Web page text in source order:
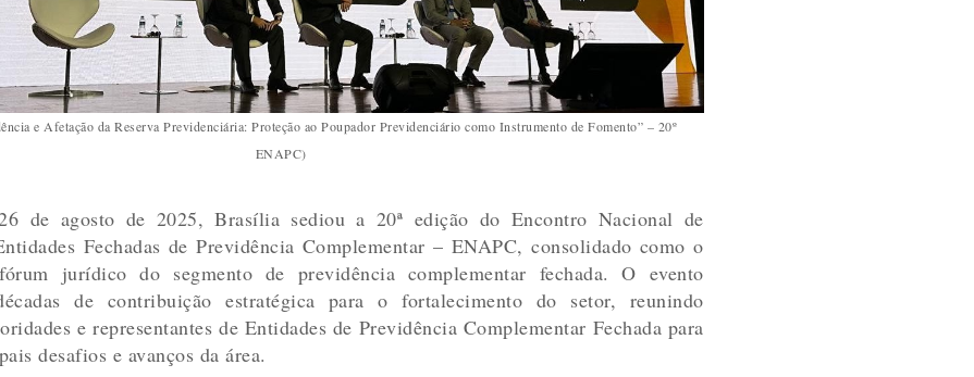
e Afetação da Reserva Previdenciária: Proteção ao Poupador Previdenciário como Instrumento de Fomento” – 20º
ENAPC)
de agosto de 2025, Brasília sediou a 20ª edição do Encontro Nacional de
Fechadas de Previdência Complementar – ENAPC, consolidado como o
jurídico do segmento de previdência complementar fechada. O evento
de contribuição estratégica para o fortalecimento do setor, reunindo
e representantes de Entidades de Previdência Complementar Fechada para
desafios e avanços da área.